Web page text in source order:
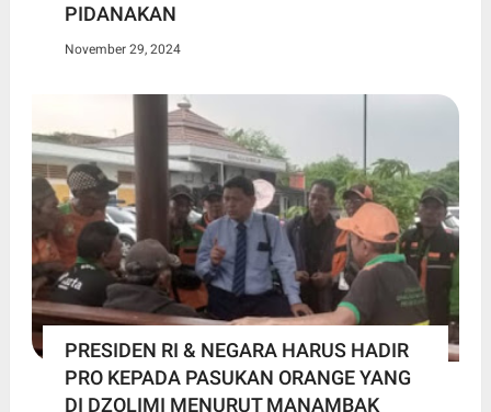
PIDANAKAN
November 29, 2024
PRESIDEN RI & NEGARA HARUS HADIR
PRO KEPADA PASUKAN ORANGE YANG
DI DZOLIMI MENURUT MANAMBAK